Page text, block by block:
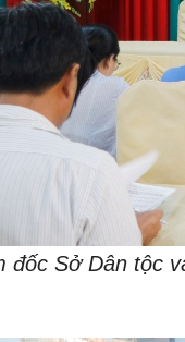
đốc Sở Dân tộc